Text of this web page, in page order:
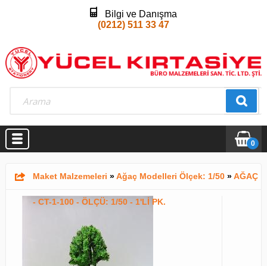
Bilgi ve Danışma
(0212) 511 33 47
0
Maket Malzemeleri »Ağaç Modelleri Ölçek: 1/50»AĞAÇ
- CT-1-100 - ÖLÇÜ: 1/50 - 1'Lİ PK.